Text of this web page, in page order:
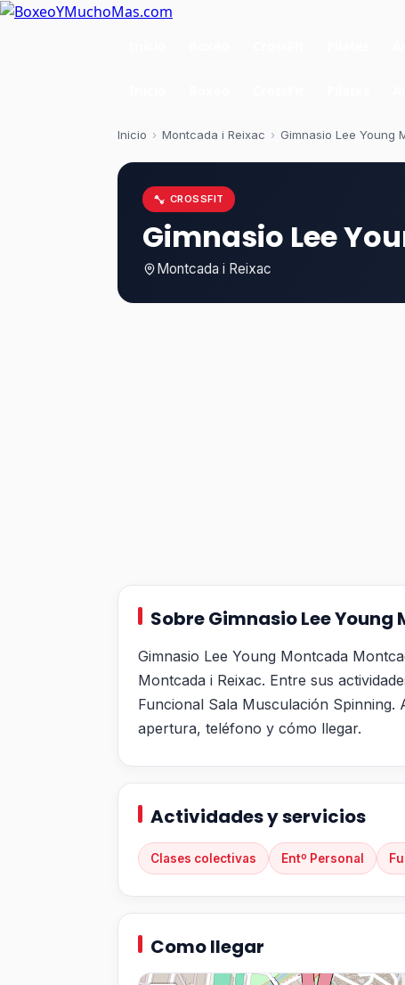
Inicio › Montcada i Reixac › Gimnasio Lee Young
CROSSFIT
Gimnasio Lee
Montcada i Reixac
Sobre Gimnasio Lee
Gimnasio Lee Young Montcada
Montcada i Reixac. Entre sus
Funcional Sala Musculación
apertura, teléfono y cómo llegar.
Actividades y servicios
Clases colectivas Entº Personal
Como llegar